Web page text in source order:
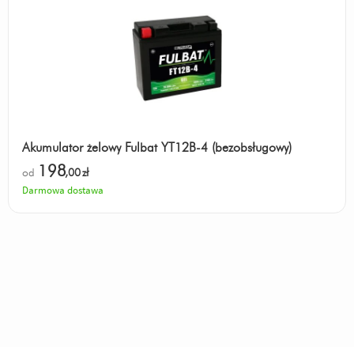
Akumulator żelowy Fulbat YT12B-4 (bezobsługowy)
od 198,00zł
Darmowa dostawa